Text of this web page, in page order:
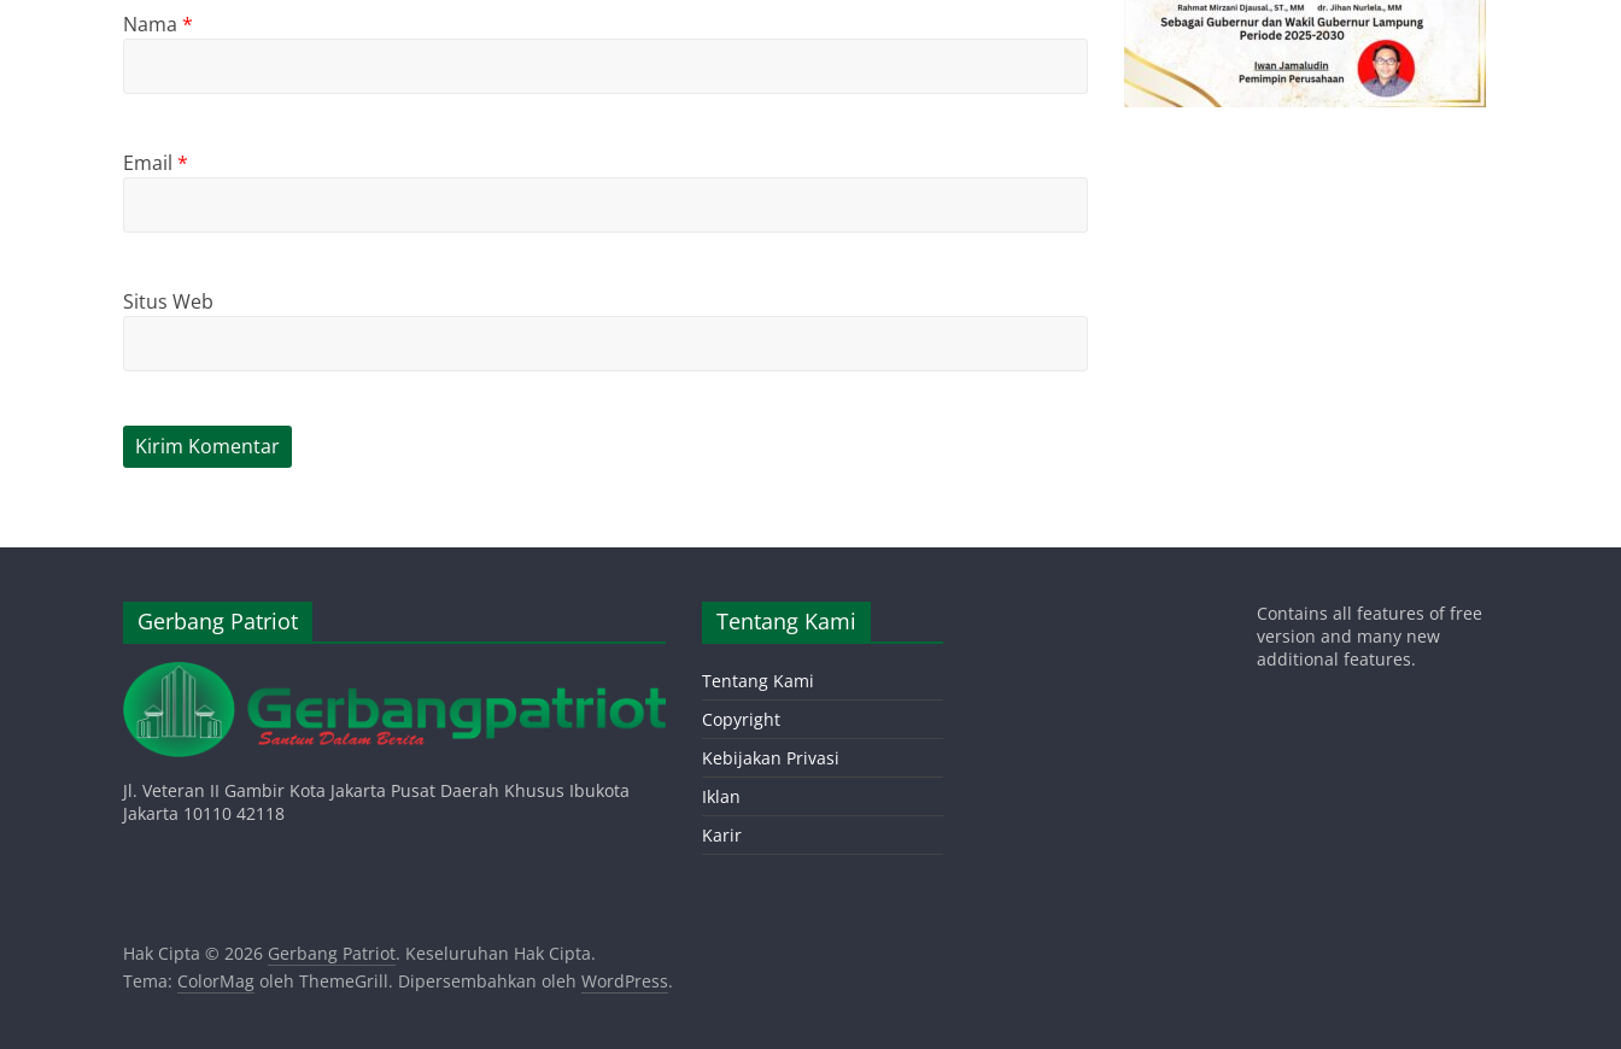
Nama *
Email *
Situs Web
Gerbang Patriot
Jl. Veteran II Gambir Kota Jakarta Pusat Daerah Khusus Ibukota
Jakarta 10110 42118
Tentang Kami
Tentang Kami
Copyright
Kebijakan Privasi
Iklan
Karir
Contains all features of free
version and many new
additional features.
Hak Cipta © 2026 Gerbang Patriot. Keseluruhan Hak Cipta.
Tema: ColorMag oleh ThemeGrill. Dipersembahkan oleh WordPress.